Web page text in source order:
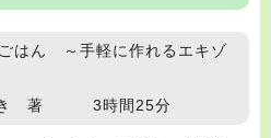
はん ～手軽に作れるエキゾ
き 著 3時間25分